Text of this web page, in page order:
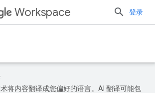
Workspace 登录
将内容翻译成您偏好的语言。AI 翻译可能包